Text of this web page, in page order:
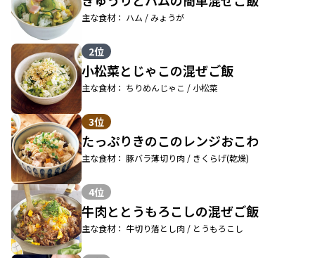
主な食材： ハム / みょうが
2位
小松菜とじゃこの混ぜご飯
主な食材： ちりめんじゃこ / 小松菜
3位
たっぷりきのこのレンジおこわ
主な食材： 豚バラ薄切り肉 / きくらげ(乾燥)
4位
牛肉ととうもろこしの混ぜご飯
主な食材： 牛切り落とし肉 / とうもろこし